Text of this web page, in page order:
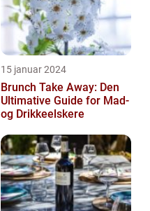
15 januar 2024
Brunch Take Away: Den
Ultimative Guide for Mad-
og Drikkeelskere